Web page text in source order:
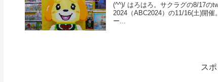
(^^)/ はろはろ。サクラグの8/17の
2024（ABC2024）の11/16(土)開
ー...
ス